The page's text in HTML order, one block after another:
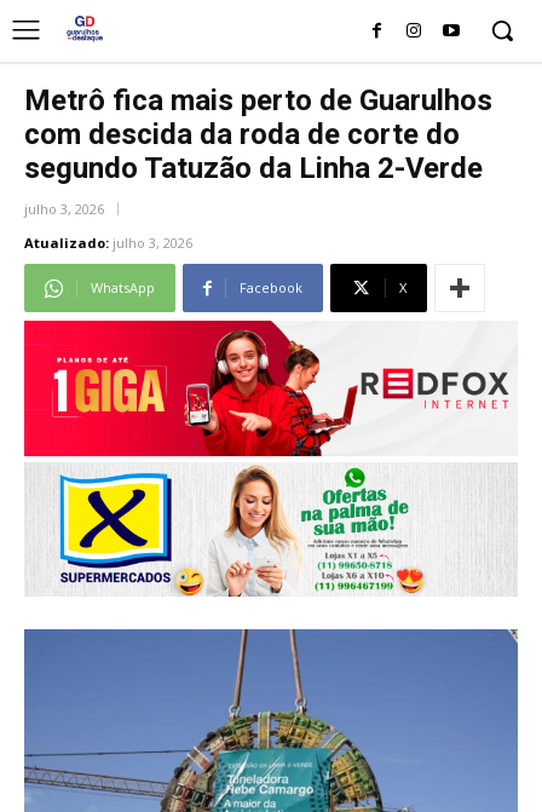
Metrô fica mais perto de Guarulhos
com descida da roda de corte do
segundo Tatuzão da Linha 2-Verde
julho 3, 2026
Atualizado: julho 3, 2026
WhatsApp Facebook X